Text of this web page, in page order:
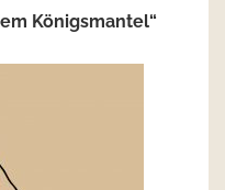
Königsmantel“